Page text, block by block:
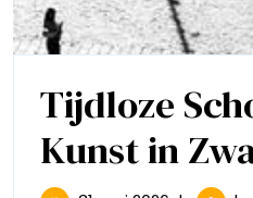
Tijdloze
Kunst in